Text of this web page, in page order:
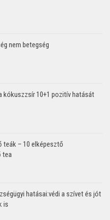
nem betegség
kókuszzsír 10+1 pozitív hatását
teák – 10 elképesztő
tea
hatásai:védi a szívet és jót
is